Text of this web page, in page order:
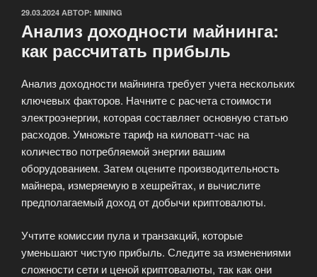
ОПУБЛИКОВАНО
29.03.2024 АВТОР: MINING
Анализ доходности майнинга:
как рассчитать прибыль
Анализ доходности майнинга требует учета нескольких
ключевых факторов. Начните с расчета стоимости
электроэнергии, которая составляет основную статью
расходов. Умножьте тариф на киловатт-час на
количество потребляемой энергии вашим
оборудованием. Затем оцените производительность
майнера, измеряемую в хешрейтах, и вычислите
предполагаемый доход от добычи криптовалюты.
Учтите комиссии пула и транзакций, которые
уменьшают чистую прибыль. Следите за изменениями
сложности сети и ценой криптовалюты, так как они